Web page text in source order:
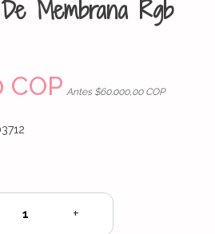
Membrana Rgb
Antes $60.000,00 COP
+